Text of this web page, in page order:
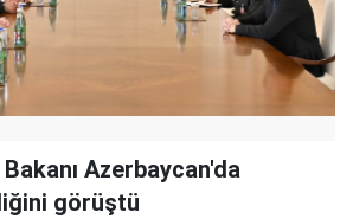
Azerbaycan'da
görüştü